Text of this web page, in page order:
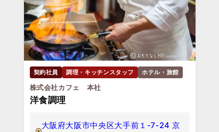
契約社員 調理・キッチンスタッフ ホテル・旅館
株式会社カフェ 本社
洋食調理
大阪府大阪市中央区大手前１-7-24 京